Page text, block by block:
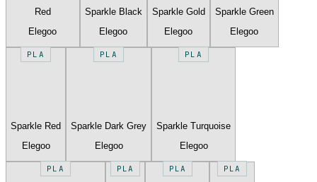
Red
Elegoo
Sparkle Black
Elegoo
Sparkle Gold
Elegoo
Sparkle Green
Elegoo
PLA
Sparkle Red
Elegoo
PLA
Sparkle Dark Grey
Elegoo
PLA
Sparkle Turquoise
Elegoo
PLA PLA PLA PLA